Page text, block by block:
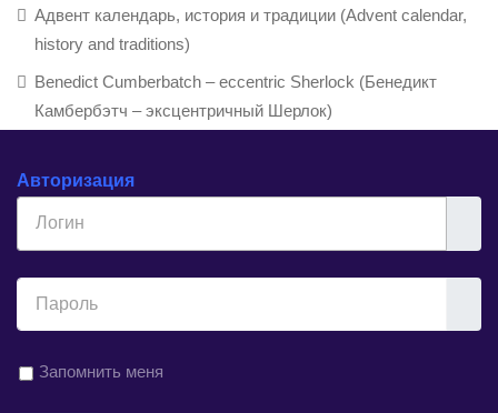
Адвент календарь, история и традиции (Advent calendar,
history and traditions)
Benedict Cumberbatch – eccentric Sherlock (Бенедикт
Камбербэтч – эксцентричный Шерлок)
Авторизация
Запомнить меня